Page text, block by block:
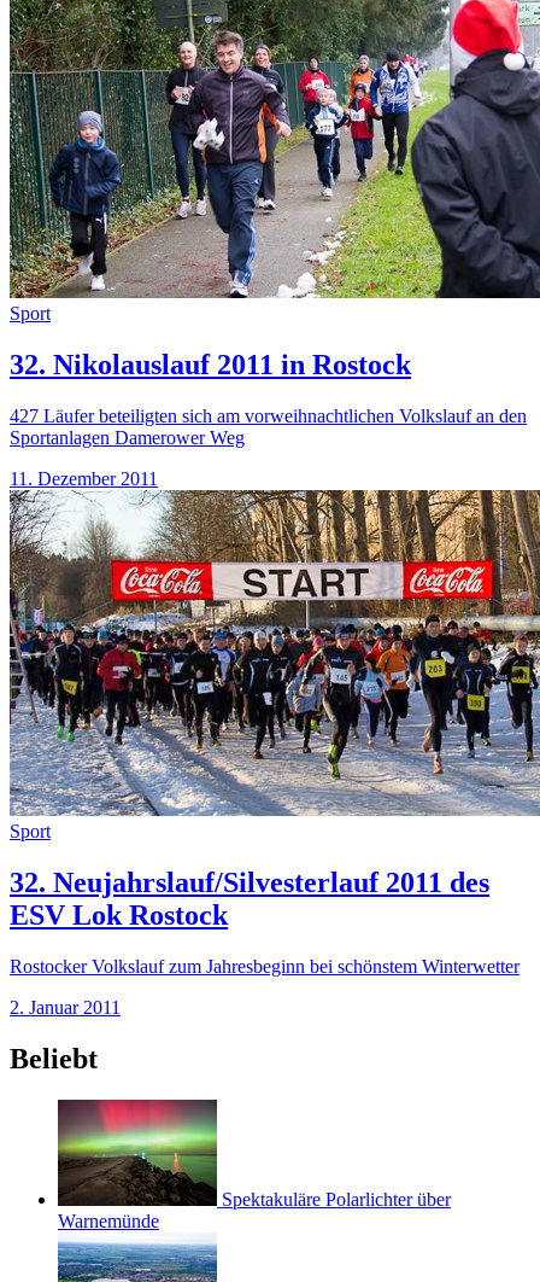
Sport
32. Nikolauslauf 2011 in Rostock
427 Läufer beteiligten sich am vorweihnachtlichen Volkslauf an den
Sportanlagen Damerower Weg
11. Dezember 2011
Sport
32. Neujahrslauf/Silvesterlauf 2011 des
ESV Lok Rostock
Rostocker Volkslauf zum Jahresbeginn bei schönstem Winterwetter
2. Januar 2011
Beliebt
Spektakuläre Polarlichter über
Warnemünde